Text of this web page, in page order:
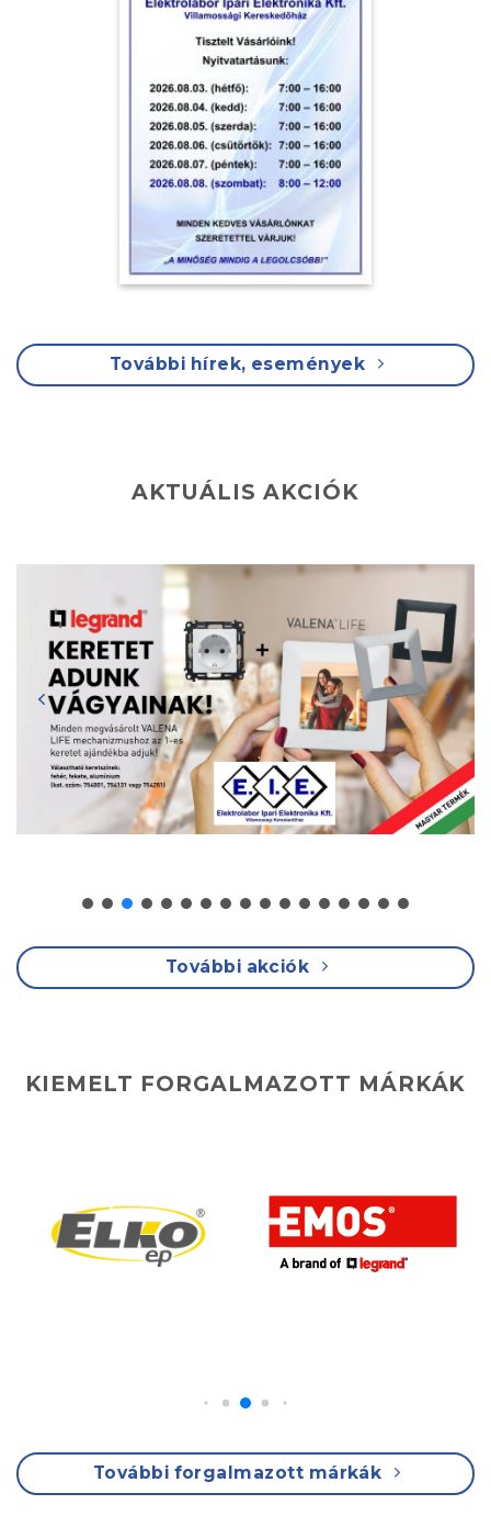
További hírek, események
AKTUÁLIS AKCIÓK
További akciók
KIEMELT FORGALMAZOTT MÁRKÁK
További forgalmazott márkák